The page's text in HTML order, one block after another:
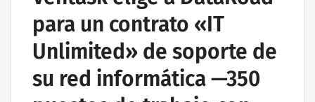
para un contrato «IT
Unlimited» de soporte de
su red informática —350